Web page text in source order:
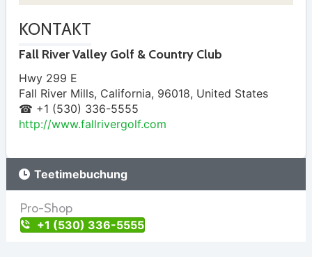
KONTAKT
Fall River Valley Golf & Country Club
Hwy 299 E
Fall River Mills, California, 96018, United States
☎ +1 (530) 336-5555
http://www.fallrivergolf.com
Teetimebuchung
Pro-Shop
+1 (530) 336-5555